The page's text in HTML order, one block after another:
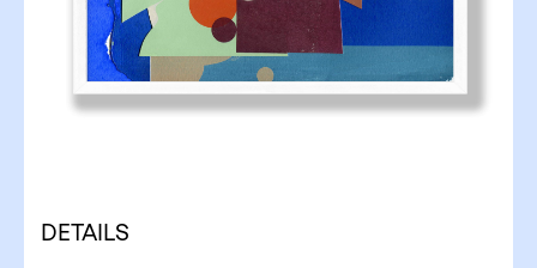
DETAILS